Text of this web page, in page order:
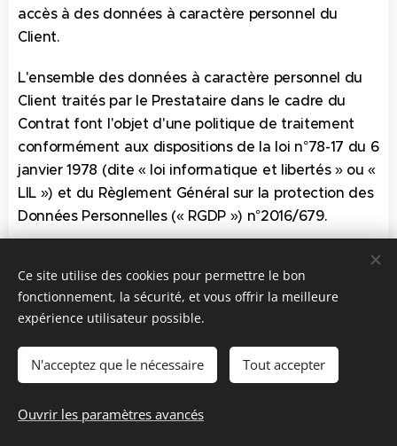
accès à des données à caractère personnel du
Client.
L'ensemble des données à caractère personnel du
Client traités par le Prestataire dans le cadre du
Contrat font l'objet d'une politique de traitement
conformément aux dispositions de la loi n°78-17 du 6
janvier 1978 (dite « loi informatique et libertés » ou «
LIL ») et du Règlement Général sur la protection des
Données Personnelles (« RGDP ») n°2016/679.
politique de traitement des données à caractère
personnel au plus tard lors de la conclusion du
présent Contrat et en accepter les termes sans
réserve.
En naviguant sur le site https://www.claude-crosa-
four-naturopathe.fr, l'utilisateur accepte également
Ce site utilise des cookies pour permettre le bon
fonctionnement, la sécurité, et vous offrir la meilleure
expérience utilisateur possible.
N'acceptez que le nécessaire Tout accepter
Ouvrir les paramètres avancés